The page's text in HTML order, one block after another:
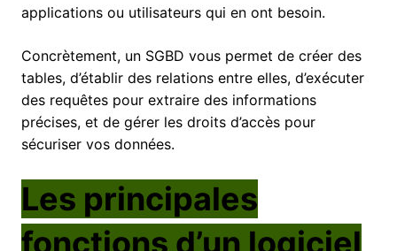
applications ou utilisateurs qui en ont besoin.
Concrètement, un SGBD vous permet de créer des
tables, d’établir des relations entre elles, d’exécuter
des requêtes pour extraire des informations
précises, et de gérer les droits d’accès pour
sécuriser vos données.
Les principales
fonctions d’un logiciel